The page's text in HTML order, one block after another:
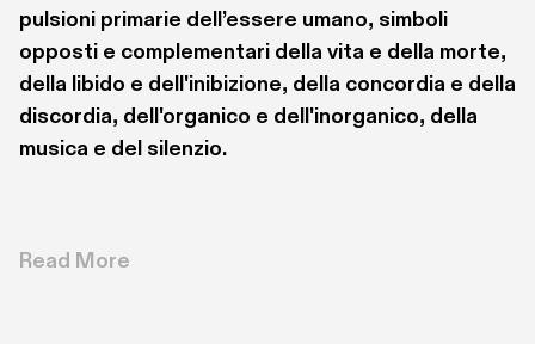
pulsioni primarie dell’essere umano, simboli
opposti e complementari della vita e della morte,
della libido e dell'inibizione, della concordia e della
discordia, dell'organico e dell'inorganico, della
Read More